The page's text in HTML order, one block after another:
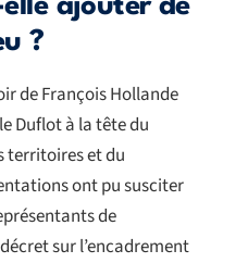
ajouter de
?
de François Hollande
Duflot à la tête du
territoires et du
ont pu susciter
de
sur l’encadrement